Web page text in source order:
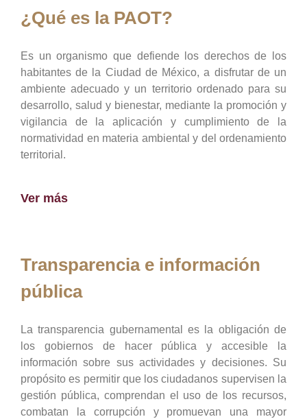
¿Qué es la PAOT?
Es un organismo que defiende los derechos de los
habitantes de la Ciudad de México, a disfrutar de un
ambiente adecuado y un territorio ordenado para su
desarrollo, salud y bienestar, mediante la promoción y
vigilancia de la aplicación y cumplimiento de la
normatividad en materia ambiental y del ordenamiento
territorial.
Ver más
Transparencia e información
pública
La transparencia gubernamental es la obligación de
los gobiernos de hacer pública y accesible la
información sobre sus actividades y decisiones. Su
propósito es permitir que los ciudadanos supervisen la
gestión pública, comprendan el uso de los recursos,
combatan la corrupción y promuevan una mayor